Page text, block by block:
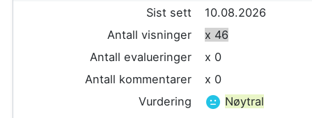
Sist sett
10.08.2026
Antall visninger
x 46
Antall evalueringer
x 0
Antall kommentarer
x 0
Vurdering
Nøytral